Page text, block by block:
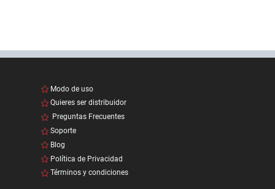
Modo de uso
Quieres ser distribuidor
Preguntas Frecuentes
Soporte
Blog
Política de Privacidad
Términos y condiciones